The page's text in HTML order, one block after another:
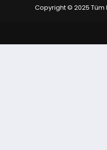
Copyright © 2025 Tüm